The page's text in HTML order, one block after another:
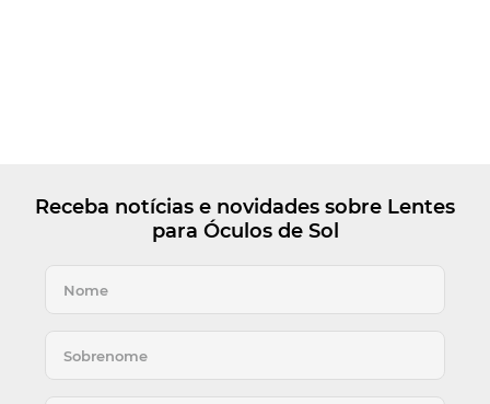
Receba notícias e novidades sobre Lentes
para Óculos de Sol